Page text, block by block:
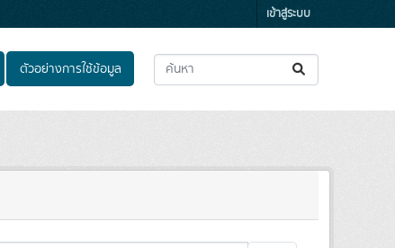
เข้าสู่ระบบ
ตัวอย่างการใช้ข้อมูล